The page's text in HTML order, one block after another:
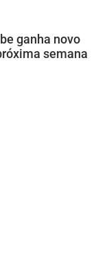
ganha novo
semana